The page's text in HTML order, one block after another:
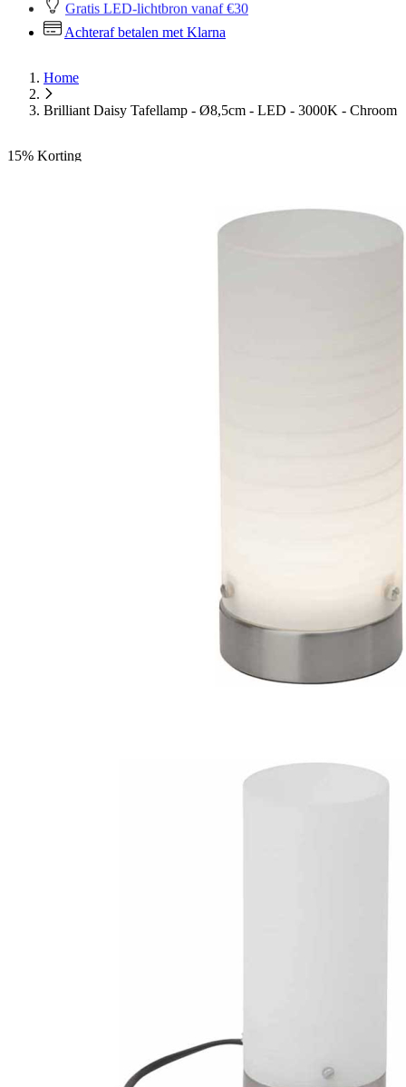
Gratis LED-lichtbron vanaf €30
Achteraf betalen met Klarna
Home
Brilliant Daisy Tafellamp - Ø8,5cm - LED - 3000K - Chroom
15% Korting